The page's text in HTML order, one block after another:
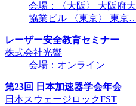
会場：〈大阪〉 大阪府
協業ビル 〈東京〉 東京
レーザー安全教育セミナー
株式会社光響
会場：オンライン
第23回 日本加速器学会年会
日本スウェージロックFST